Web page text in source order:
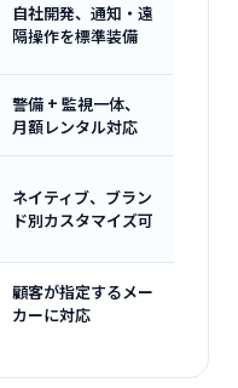
自社開発、通知・遠
隔操作を標準装備
警備 + 監視一体、
月額レンタル対応
ネイティブ、ブラン
ド別カスタマイズ可
顧客が指定するメー
カーに対応